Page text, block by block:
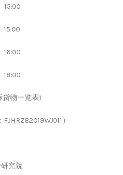
15:00
15:00
16:00
18:00
货物一览表1
FJHRZB2019WJ011 ）
究院